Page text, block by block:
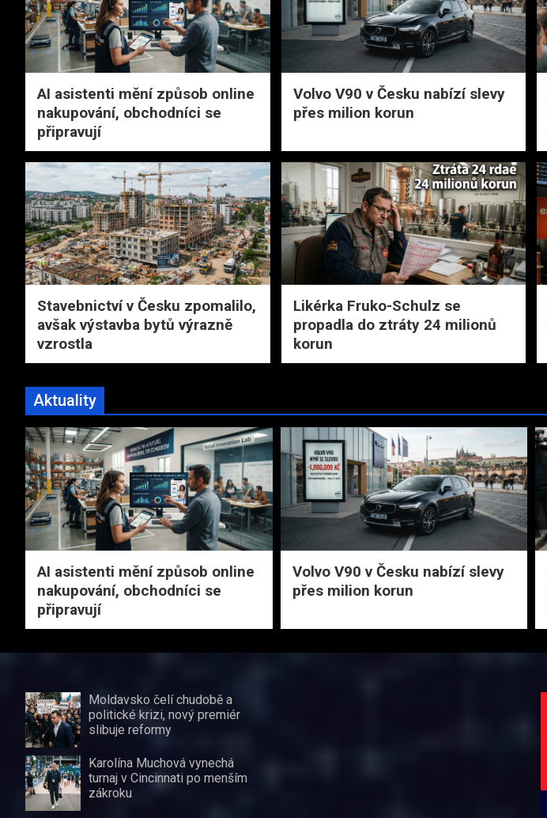
AI asistenti mění způsob online
nakupování, obchodníci se
připravují
Volvo V90 v Česku nabízí slevy
přes milion korun
Stavebnictví v Česku zpomalilo,
avšak výstavba bytů výrazně
vzrostla
Likérka Fruko-Schulz se
propadla do ztráty 24 milionů
korun
Aktuality
AI asistenti mění způsob online
nakupování, obchodníci se
připravují
Volvo V90 v Česku nabízí slevy
přes milion korun
Moldavsko čelí chudobě a
politické krizi, nový premiér
slibuje reformy
Karolína Muchová vynechá
turnaj v Cincinnati po menším
zákroku